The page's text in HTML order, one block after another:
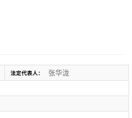
法定代表人： 张华泷